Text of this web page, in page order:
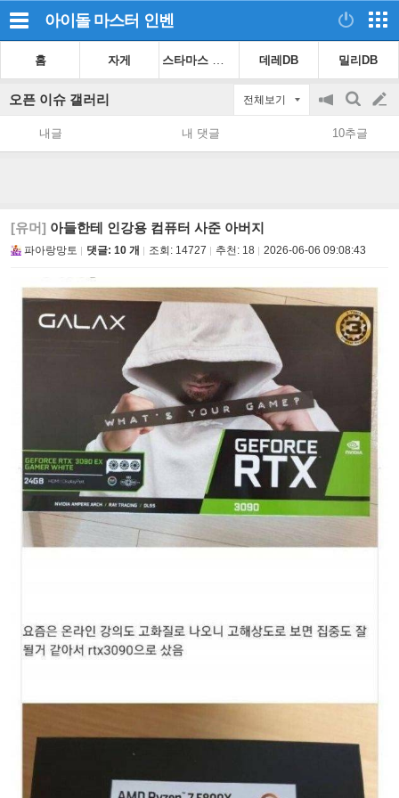
아이돌 마스터 인벤
홈 자게 데레DB 밀리DB
오픈 이슈 갤러리 전체보기
공
지
on/off
검
색
글
쓰
내글 내 댓글 10추글
[유머] 아들한테 인강용 컴퓨터 사준 아버지
파아랑망토 댓글: 10 개 조회: 14727 추천: 18 2026-06-06 09:08:43